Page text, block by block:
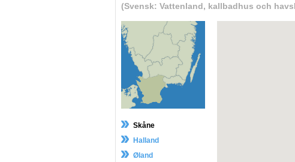
(Svensk: Vattenland, kallbadhus och
Skåne
Halland
Øland